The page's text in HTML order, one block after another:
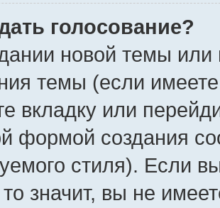
голосование?
новой темы или
темы (если
вкладку или
формой создания
стиля). Если
значит, вы не